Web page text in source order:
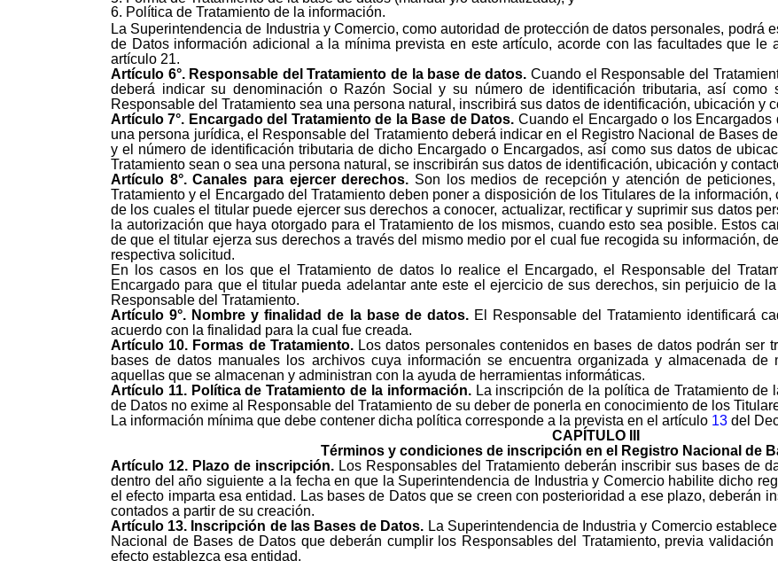
6. Política de Tratamiento de la información.
La Superintendencia de Industria y Comercio, como autoridad de protección de datos personales, podrá
de Datos información adicional a la mínima prevista en este artículo, acorde con las facultades que le
artículo 21.
Artículo 6°. Responsable del Tratamiento de la base de datos. Cuando el Responsable del
deberá indicar su denominación o Razón Social y su número de identificación tributaria, así como
Responsable del Tratamiento sea una persona natural, inscribirá sus datos de identificación, ubicación y
Artículo 7°. Encargado del Tratamiento de la Base de Datos. Cuando el Encargado o los
una persona jurídica, el Responsable del Tratamiento deberá indicar en el Registro Nacional de Bases
y el número de identificación tributaria de dicho Encargado o Encargados, así como sus datos de
Tratamiento sean o sea una persona natural, se inscribirán sus datos de identificación, ubicación y
Artículo 8°.Canales para ejercer derechos. Son los medios de recepción y atención de
Tratamiento y el Encargado del Tratamiento deben poner a disposición de los Titulares de la
de los cuales el titular puede ejercer sus derechos a conocer, actualizar, rectificar y suprimir sus datos
la autorización que haya otorgado para el Tratamiento de los mismos, cuando esto sea posible. Estos
de que el titular ejerza sus derechos a través del mismo medio por el cual fue recogida su información,
respectiva solicitud.
En los casos en los que el Tratamiento de datos lo realice el Encargado, el Responsable del
Encargado para que el titular pueda adelantar ante este el ejercicio de sus derechos, sin perjuicio de
Responsable del Tratamiento.
Artículo 9°. Nombre y finalidad de la base de datos. El Responsable del Tratamiento identificará
acuerdo con la finalidad para la cual fue creada.
Artículo 10. Formas de Tratamiento. Los datos personales contenidos en bases de datos podrán ser
bases de datos manuales los archivos cuya información se encuentra organizada y almacenada
aquellas que se almacenan y administran con la ayuda de herramientas informáticas.
Artículo 11. Política de Tratamiento de la información. La inscripción de la política de Tratamiento
de Datos no exime al Responsable del Tratamiento de su deber de ponerla en conocimiento de los
La información mínima que debe contener dicha política corresponde a la prevista en el artículo 13 del
CAPÍTULO III
Términos y condiciones de inscripción en el Registro Nacional de
Artículo 12. Plazo de inscripción. Los Responsables del Tratamiento deberán inscribir sus bases de
dentro del año siguiente a la fecha en que la Superintendencia de Industria y Comercio habilite dicho
el efecto imparta esa entidad. Las bases de Datos que se creen con posterioridad a ese plazo, deberán
contados a partir de su creación.
Artículo 13. Inscripción de las Bases de Datos. La Superintendencia de Industria y Comercio
Nacional de Bases de Datos que deberán cumplir los Responsables del Tratamiento, previa
efecto establezca esa entidad.